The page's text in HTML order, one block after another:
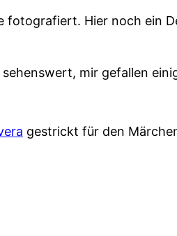
Hier noch ein
mir gefallen
gestrickt für den